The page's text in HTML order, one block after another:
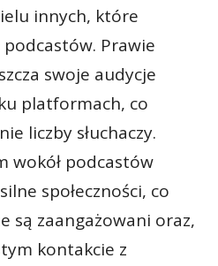
innych, które
Prawie
swoje audycje
platformach, co
liczby słuchaczy.
wokół podcastów
społeczności, co
są zaangażowani oraz,
kontakcie z